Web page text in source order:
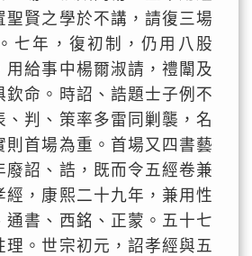
聖賢之學於不講，請復三場
七年，復初制，仍用八股
用給事中楊爾淑請，禮闈及
欽命。時詔、誥題士子例不
、判、策率多雷同剿襲，名
則首場為重。首場又四書藝
廢詔、誥，既而令五經卷兼
經，康熙二十九年，兼用性
通書、西銘、正蒙。五十七
理。世宗初元，詔孝經與五